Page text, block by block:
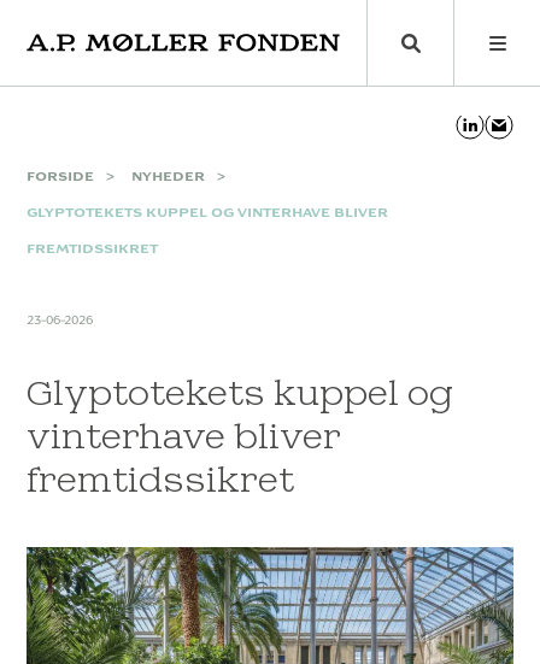
Skip
FORSIDE NYHEDER
GLYPTOTEKETS KUPPEL OG VINTERHAVE BLIVER
FREMTIDSSIKRET
23-06-2026
Glyptotekets kuppel og
vinterhave bliver
fremtidssikret